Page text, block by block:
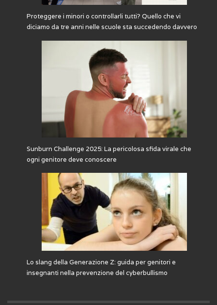
Proteggere i minori o controllarli tutti? Quello che vi
diciamo da tre anni nelle scuole sta succedendo davvero
Sunburn Challenge 2025: La pericolosa sfida virale che
ogni genitore deve conoscere
Lo slang della Generazione Z: guida per genitori e
insegnanti nella prevenzione del cyberbullismo